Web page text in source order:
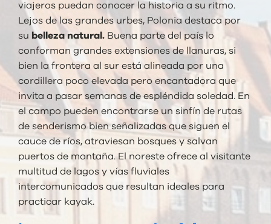
viajeros puedan conocer la historia a su ritmo.
Lejos de las grandes urbes, Polonia destaca por
su belleza natural. Buena parte del país lo
conforman grandes extensiones de llanuras, si
bien la frontera al sur está alineada por una
cordillera poco elevada pero encantadora que
invita a pasar semanas de espléndida soledad. En
el campo pueden encontrarse un sinfín de rutas
de senderismo bien señalizadas que siguen el
cauce de ríos, atraviesan bosques y salvan
puertos de montaña. El noreste ofrece al visitante
multitud de lagos y vías fluviales
intercomunicados que resultan ideales para
practicar kayak.